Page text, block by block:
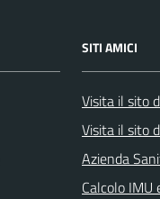
SITI AMICI
Visita il sito
Visita il sito
Azienda
Calcolo IMU